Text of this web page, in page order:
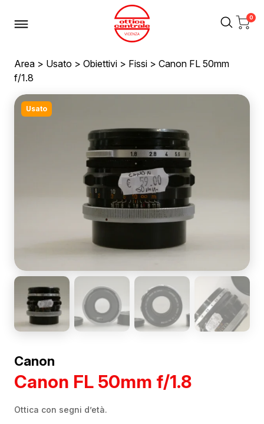
0
Area > Usato > Obiettivi > Fissi > Canon FL 50mm
f/1.8
Usato
Canon
Canon FL 50mm f/1.8
Ottica con segni d’età.